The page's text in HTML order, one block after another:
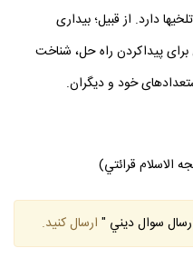
دارد. از قبيل؛ بيدارى
پيداكردن راه حل، شناخت
خود و ديگران.
قرائتي)
سوال ديني " ارسال كنيد.